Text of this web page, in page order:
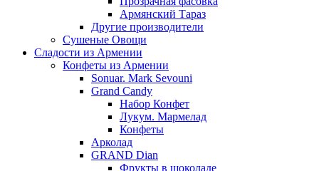
Армянский Тараз
Другие производители
Сушеные Овощи
Сладости из Армении
Конфеты из Армении
Sonuar. Mark Sevouni
Grand Candy
Набор Конфет
Лукум. Мармелад
Конфеты
Арколад
GRAND Dian
Фрукты в шоколаде